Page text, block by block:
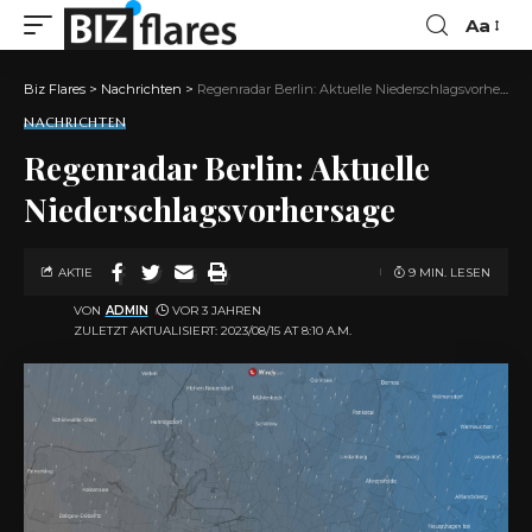
Aa
Biz Flares > Nachrichten > Regenradar Berlin: Aktuelle Niederschlagsvorhersage
NACHRICHTEN
Regenradar Berlin: Aktuelle
Niederschlagsvorhersage
ZULETZT AKTUALISIERT: 2023/08/15 AT 8:10 A.M.
VON ADMIN VOR 3 JAHREN
AKTIE 9 MIN. LESEN